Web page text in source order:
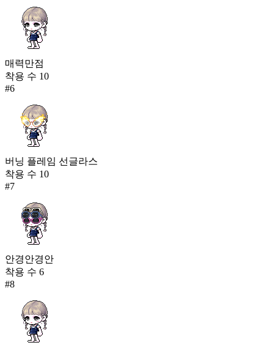
매력만점
착용 수 10
#6
버닝 플레임 선글라스
착용 수 10
#7
안경안경안
착용 수 6
#8